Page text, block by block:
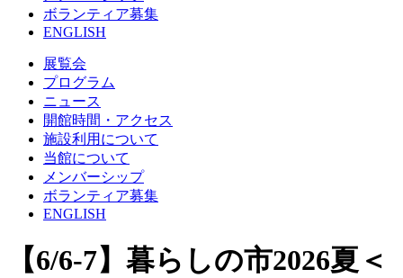
ボランティア募集
ENGLISH
展覧会
プログラム
ニュース
開館時間・アクセス
施設利用について
当館について
メンバーシップ
ボランティア募集
ENGLISH
【6/6-7】暮らしの市2026夏＜